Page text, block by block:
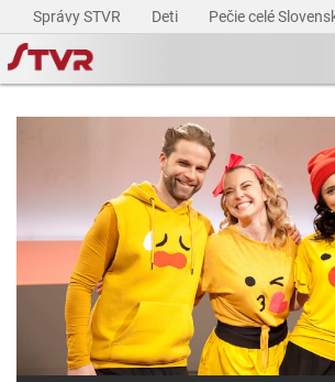
Správy STVR Deti Pečie celé